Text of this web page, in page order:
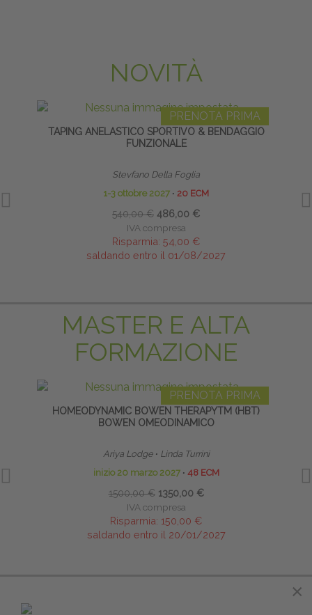
NOVITÀ
PRENOTA PRIMA
TAPING ANELASTICO SPORTIVO & BENDAGGIO
FUNZIONALE
Stevfano Della Foglia
1-3 ottobre 2027 ∙ 20 ECM
540,00 € 486,00 €
IVA compresa
Risparmia: 54,00 €
saldando entro il 01/08/2027
MASTER E ALTA
FORMAZIONE
PRENOTA PRIMA
HOMEODYNAMIC BOWEN THERAPYTM (HBT)
BOWEN OMEODINAMICO
Ariya Lodge ∙ Linda Turrini
inizio 20 marzo 2027 ∙ 48 ECM
1500,00 € 1350,00 €
IVA compresa
Risparmia: 150,00 €
saldando entro il 20/01/2027
×
×